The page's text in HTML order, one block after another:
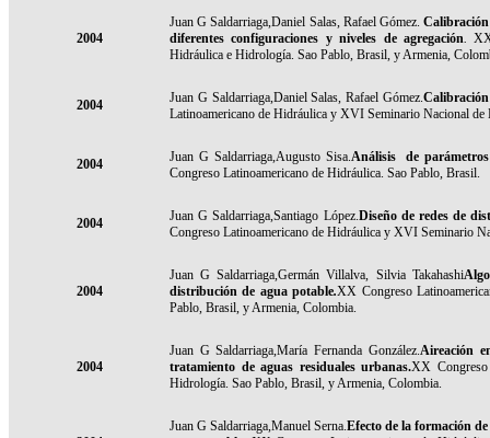
2004
Juan G Saldarriaga,Daniel Salas, Rafael Gómez.Calibración
diferentes configuraciones y niveles de agregación.
Hidráulica e Hidrología. Sao Pablo, Brasil, y Armenia,
2004 Juan G Saldarriaga,Daniel Salas, Rafael Gómez.
Latinoamericano de Hidráulica y XVI Seminario Nacional
2004 Juan G Saldarriaga,Augusto Sisa.Análisis de
Congreso Latinoamericano de Hidráulica. Sao Pablo, Brasil.
2004 Juan G Saldarriaga,Santiago López.Diseño de redes de
Congreso Latinoamericano de Hidráulica y XVI Seminario
2004
Juan G Saldarriaga,Germán Villalva, Silvia Takahashi
distribución de agua potable.XX Congreso
Pablo, Brasil, y Armenia, Colombia.
2004
Juan G Saldarriaga,María Fernanda González.Aireación
tratamiento de aguas residuales urbanas.XX
Hidrología. Sao Pablo, Brasil, y Armenia, Colombia.
Juan G Saldarriaga,Manuel Serna.Efecto de la formación